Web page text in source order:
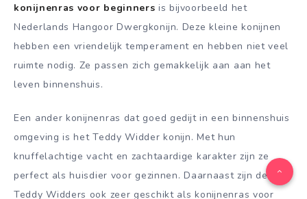
konijnenras voor beginners is bijvoorbeeld het
Nederlands Hangoor Dwergkonijn. Deze kleine konijnen
hebben een vriendelijk temperament en hebben niet veel
ruimte nodig. Ze passen zich gemakkelijk aan aan het
leven binnenshuis.
Een ander konijnenras dat goed gedijt in een binnenshuis
omgeving is het Teddy Widder konijn. Met hun
knuffelachtige vacht en zachtaardige karakter zijn ze
perfect als huisdier voor gezinnen. Daarnaast zijn de
Teddy Widders ook zeer geschikt als konijnenras voor